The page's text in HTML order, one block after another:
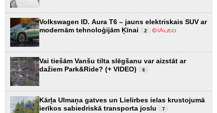
Volkswagen ID. Aura T6 – jauns elektriskais SUV ar
modernām tehnoloģijām Ķīnai
2
Vai tiešām Vanšu tilta slēgšanu var aizstāt ar
dažiem Park&Ride? (+ VIDEO)
6
Kārļa Ulmaņa gatves un Lielirbes ielas krustojumā
ierīkos sabiedriskā transporta joslu
7